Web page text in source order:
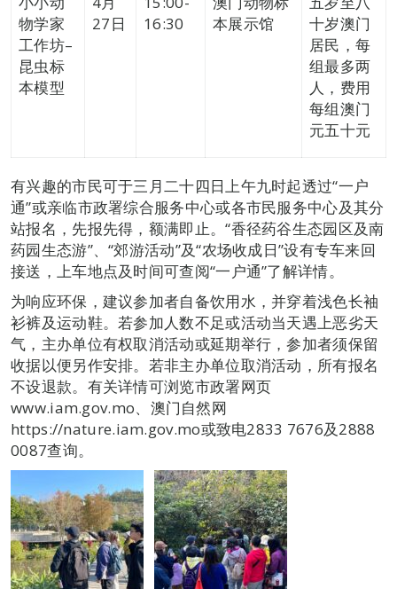
物学家
工作坊–
昆虫标
本模型
27日
16:30
本展示馆
十岁澳门
居民，每
组最多两
人，费用
每组澳门
元五十元
有兴趣的市民可于三月二十四日上午九时起透过“一户
通”或亲临市政署综合服务中心或各市民服务中心及其分
站报名，先报先得，额满即止。“香径药谷生态园区及南
药园生态游”、“郊游活动”及“农场收成日”设有专车来回
接送，上车地点及时间可查阅“一户通”了解详情。
为响应环保，建议参加者自备饮用水，并穿着浅色长袖
衫裤及运动鞋。若参加人数不足或活动当天遇上恶劣天
气，主办单位有权取消活动或延期举行，参加者须保留
收据以便另作安排。若非主办单位取消活动，所有报名
不设退款。有关详情可浏览市政署网页
www.iam.gov.mo、澳门自然网
https://nature.iam.gov.mo或致电2833 7676及2888
0087查询。